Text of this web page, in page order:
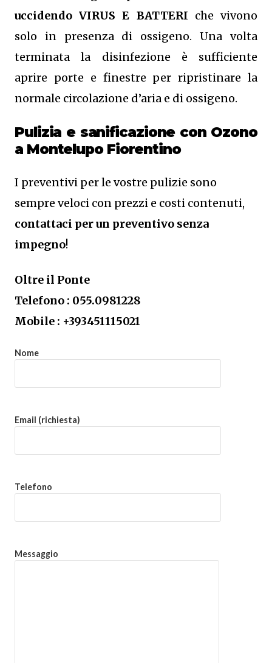
uccidendo VIRUS E BATTERI che vivono
solo in presenza di ossigeno. Una volta
terminata la disinfezione è sufficiente
aprire porte e finestre per ripristinare la
normale circolazione d’aria e di ossigeno.
Pulizia e sanificazione con Ozono
a Montelupo Fiorentino
I preventivi per le vostre pulizie sono
sempre veloci con prezzi e costi contenuti,
contattaci per un preventivo senza
impegno!
Oltre il Ponte
Telefono : 055.0981228
Mobile : +393451115021
Nome
Email (richiesta)
Telefono
Messaggio